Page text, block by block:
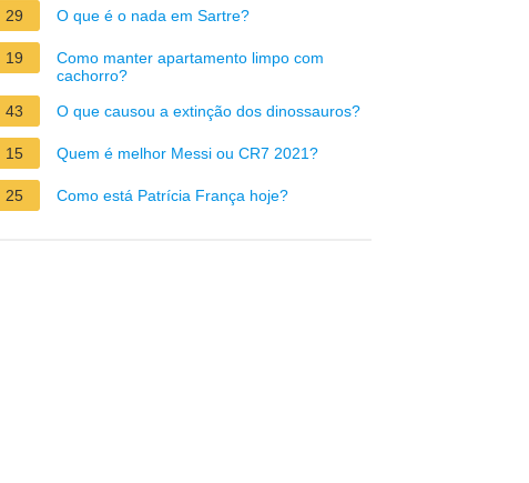
29
O que é o nada em Sartre?
19
Como manter apartamento limpo com
cachorro?
43
O que causou a extinção dos dinossauros?
15 Quem é melhor Messi ou CR7 2021?
25 Como está Patrícia França hoje?